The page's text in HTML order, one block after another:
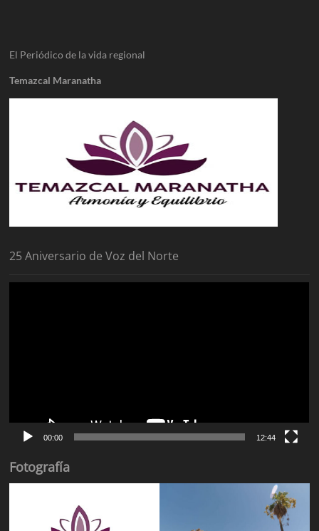
El Periódico de la vida regional
Temazcal Maranatha
25 Aniversario de Voz del Norte
00:00 12:44
Fotografía